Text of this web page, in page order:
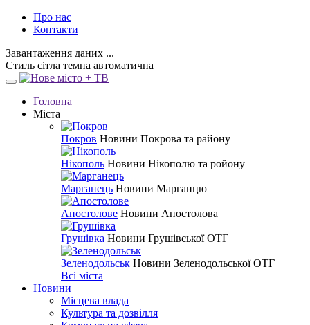
Про нас
Контакти
Завантаження даних ...
Стиль сітла темна автоматична
Головна
Міста
Покров Новини Покрова та району
Нікополь Новини Нікополю та ройону
Марганець Новини Марганцю
Апостолове Новини Апостолова
Грушівка Новини Грушівської ОТГ
Зеленодольськ Новини Зеленодольської ОТГ
Всі міста
Новини
Місцева влада
Культура та дозвілля